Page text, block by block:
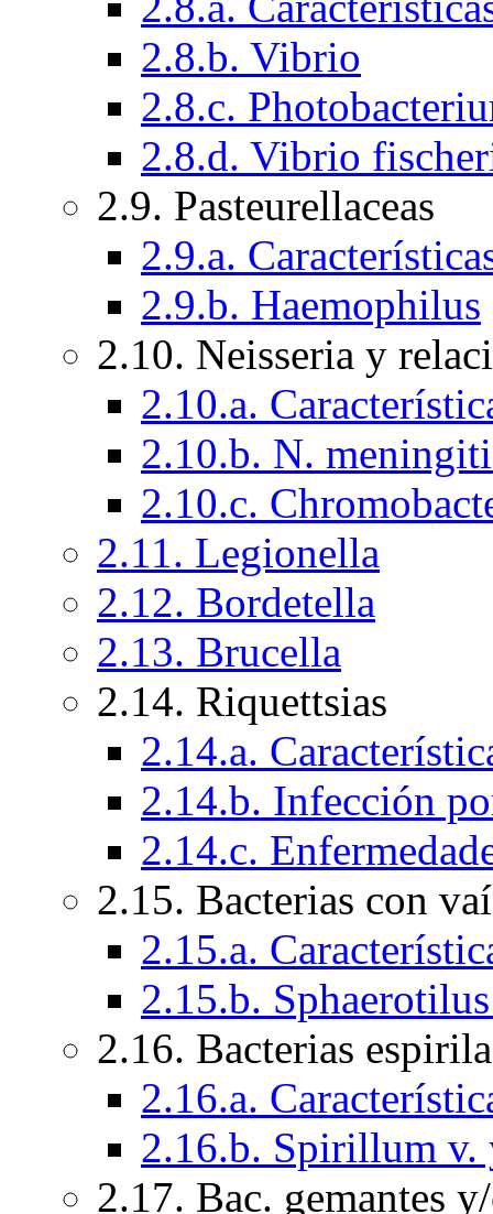
2.8.b. Vibrio
2.8.c.
2.8.d. Vibrio
2.9. Pasteurellaceas
2.9.a.
2.9.b. Haemophilus
2.10. Neisseria y
2.10.a.
2.10.b. N.
2.10.c.
2.11. Legionella
2.12. Bordetella
2.13. Brucella
2.14. Riquettsias
2.14.a.
2.14.b. Infección
2.14.c.
2.15. Bacterias con
2.15.a.
2.15.b.
2.16. Bacterias
2.16.a.
2.16.b. Spirillum
2.17. Bac. gemantes